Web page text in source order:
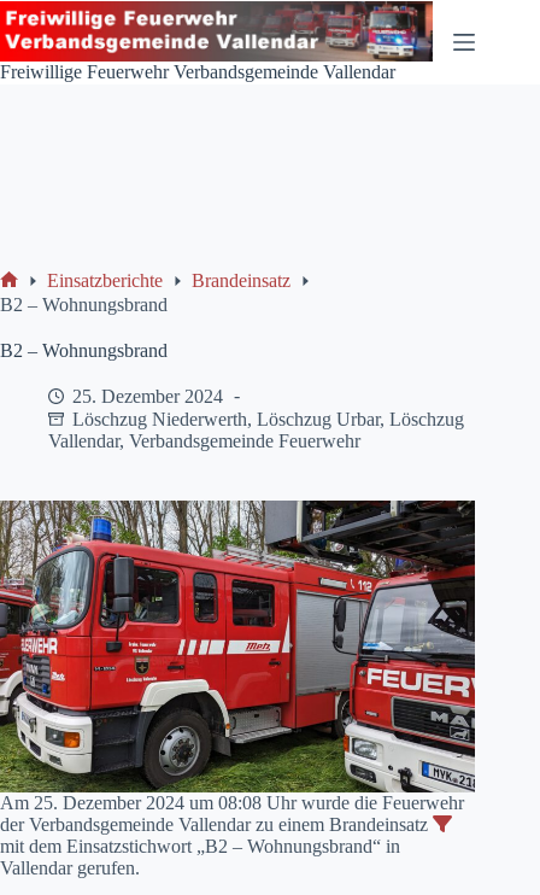
Zum
Inhalt
springen
Freiwillige Feuerwehr Verbandsgemeinde Vallendar
Start
Einsatzberichte
Brandeinsatz
B2 – Wohnungsbrand
B2 – Wohnungsbrand
25. Dezember 2024
Löschzug Niederwerth, Löschzug Urbar, Löschzug
Vallendar, Verbandsgemeinde Feuerwehr
Am 25. Dezember 2024 um 08:08 Uhr wurde die Feuerwehr
der Verbandsgemeinde Vallendar zu einem Brandeinsatz
mit dem Einsatzstichwort „B2 – Wohnungsbrand“ in
Vallendar gerufen.